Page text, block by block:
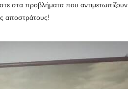
στα προβλήματα που αντιμετωπίζουν
αποστράτους!